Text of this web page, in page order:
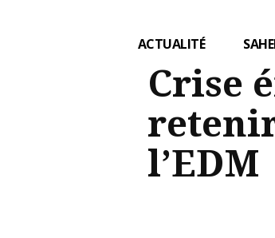
ACTUALITÉ
Crise
l’EDM